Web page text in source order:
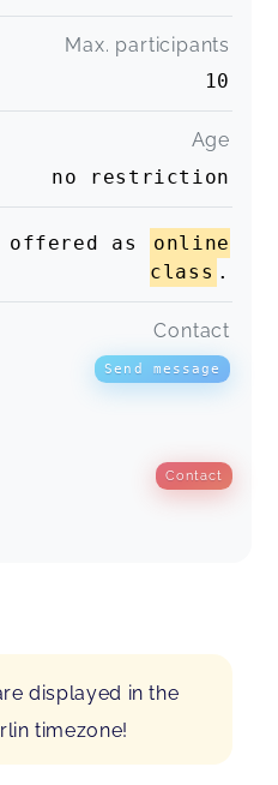
Max. participants
10
Age
no restriction
as
online
class .
Contact
Send message
Contact
displayed in the
timezone!